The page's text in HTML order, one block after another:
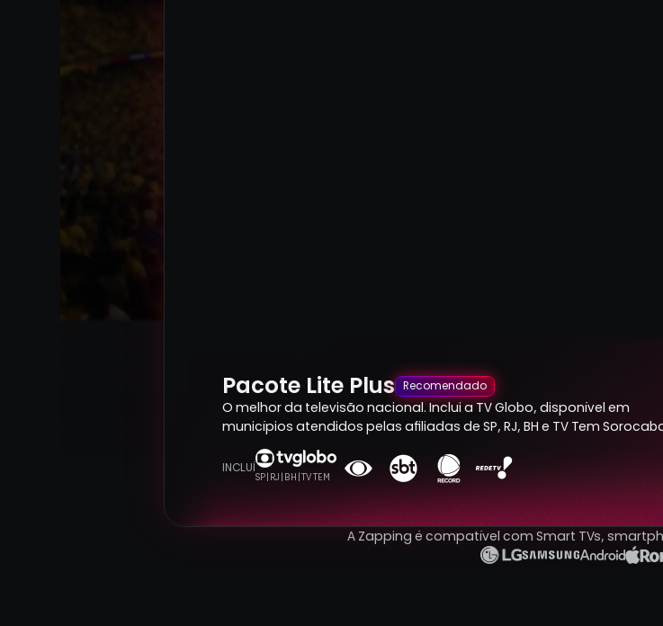
Pacote Lite Plus Recomendado
O melhor da televisão nacional. Inclui a TV Globo, disponível em
municípios atendidos pelas afiliadas de SP, RJ, BH e TV Tem
INCLUÍ
SP | RJ | BH | TV TEM
A Zapping é compatível com Smart TVs,